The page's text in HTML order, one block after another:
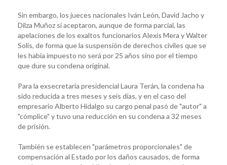
Sin embargo, los jueces nacionales Iván León, David Jacho y
Dilza Muñoz sí aceptaron, aunque de forma parcial, las
apelaciones de los exaltos funcionarios Alexis Mera y Walter
Solís, de forma que la suspensión de derechos civiles que se
les había impuesto no será por 25 años sino por el tiempo
que dure su condena original.
Para la exsecretaria presidencial Laura Terán, la condena ha
sido reducida a tres meses y seis días, y en el caso del
empresario Alberto Hidalgo su cargo penal pasó de "autor" a
"cómplice" y tuvo una reducción en su condena a 32 meses
de prisión.
También se establecen "parámetros proporcionales" de
compensación al Estado por los daños causados, de forma